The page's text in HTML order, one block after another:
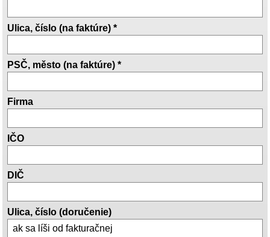
Ulica, číslo (na faktúre) *
PSČ, město (na faktúre) *
Firma
IČO
DIČ
Ulica, číslo (doručenie)